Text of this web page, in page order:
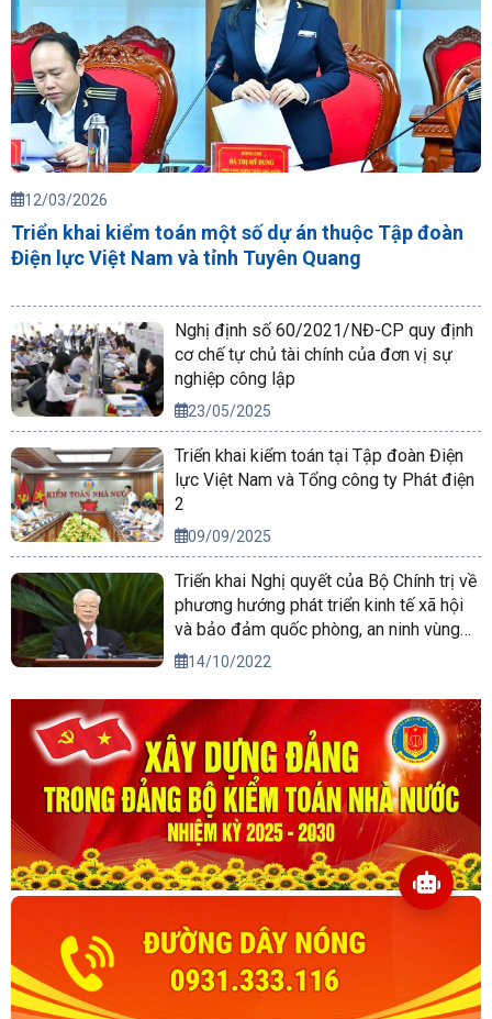
12/03/2026
Triển khai kiểm toán một số dự án thuộc Tập đoàn
Điện lực Việt Nam và tỉnh Tuyên Quang
Nghị định số 60/2021/NĐ-CP quy định
cơ chế tự chủ tài chính của đơn vị sự
nghiệp công lập
23/05/2025
Triển khai kiểm toán tại Tập đoàn Điện
lực Việt Nam và Tổng công ty Phát điện
2
09/09/2025
Triển khai Nghị quyết của Bộ Chính trị về
phương hướng phát triển kinh tế xã hội
và bảo đảm quốc phòng, an ninh vùng
Tây Nguyên đến năm 2030, tầm nhìn
14/10/2022